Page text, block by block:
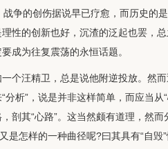
战争的创伤据说早已疗愈，而历史的
性的创新也好，沉渣的泛起也罢，
成为往复震荡的永恒话题。
一个汪精卫，总是说他附逆投放。然
分析”，说是并非这样简单，而应当从“
剖其“心路”。这当然颇有道理，然而
是怎样的一种曲径呢?曰其具有“自毁